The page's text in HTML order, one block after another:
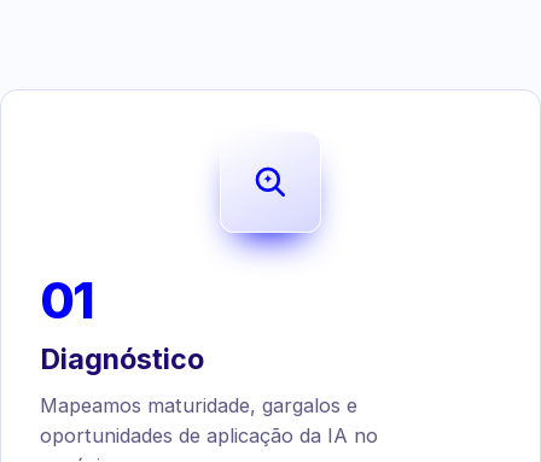
01
Diagnóstico
Mapeamos maturidade, gargalos e
oportunidades de aplicação da IA no